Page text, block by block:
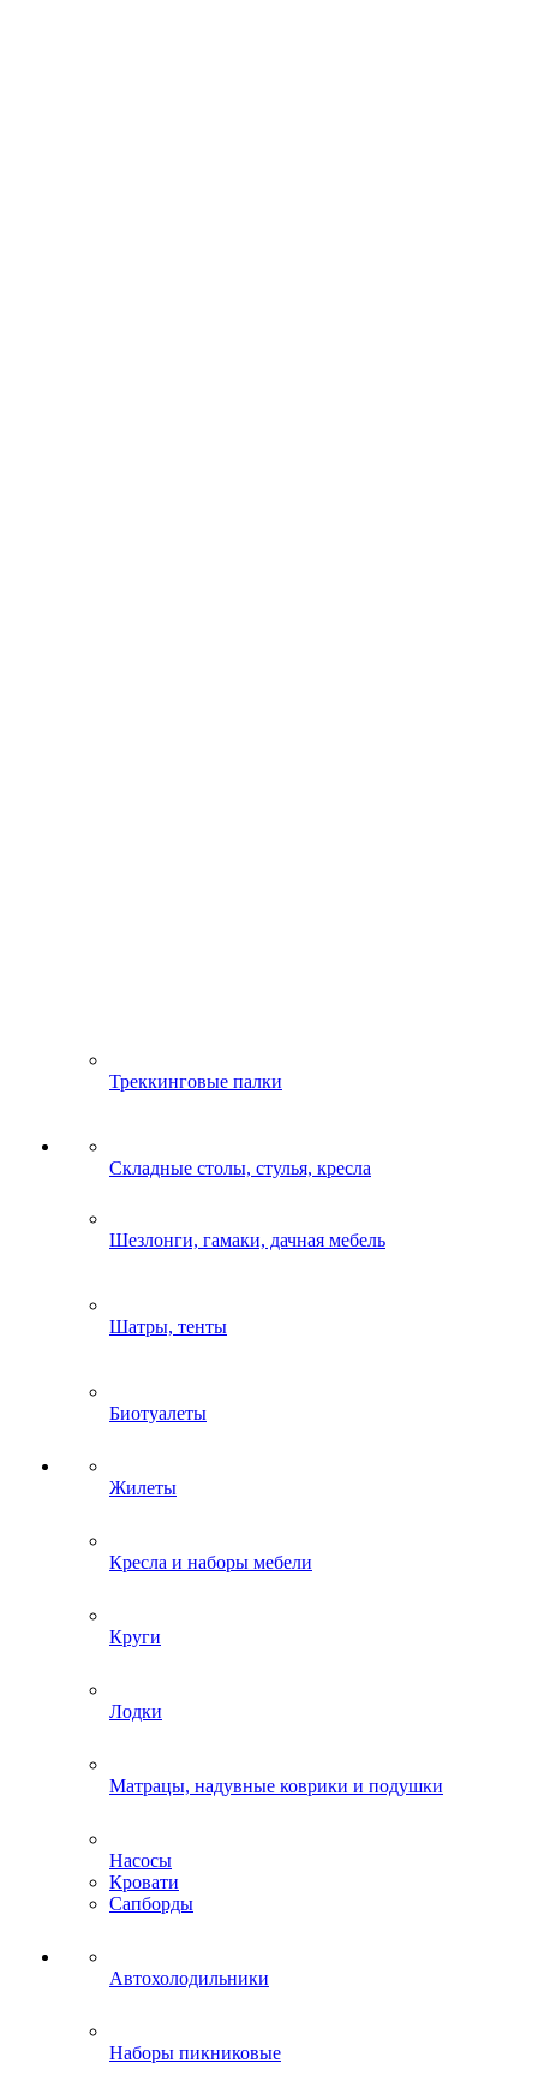
Треккинговые палки
Складные столы, стулья, кресла
Шезлонги, гамаки, дачная мебель
Шатры, тенты
Биотуалеты
Жилеты
Кресла и наборы мебели
Круги
Лодки
Матрацы, надувные коврики и подушки
Насосы
Кровати
Сапборды
Автохолодильники
Наборы пикниковые